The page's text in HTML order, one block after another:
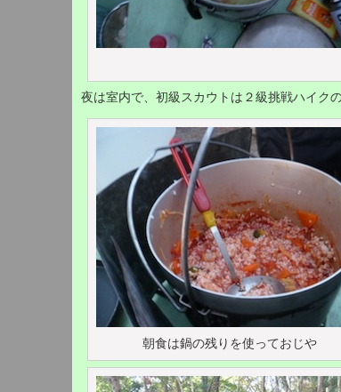
夜は室内で、初級スカウトは２級挑戦ハイク
朝食は鍋の残りを使っておじや